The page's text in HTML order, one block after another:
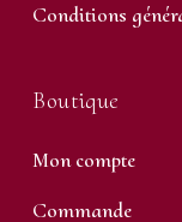
Conditions
Boutique
Mon compte
Commande